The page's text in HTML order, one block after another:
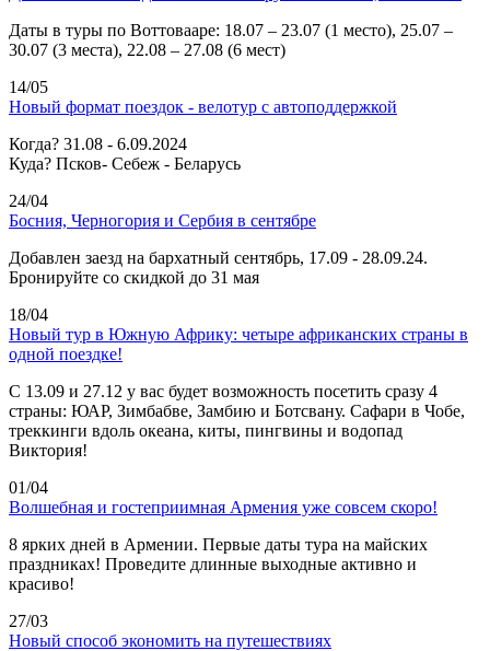
Даты в туры по Воттовааре: 18.07 – 23.07 (1 место), 25.07 –
30.07 (3 места), 22.08 – 27.08 (6 мест)
14/05
Новый формат поездок - велотур с автоподдержкой
Когда? 31.08 - 6.09.2024
Куда? Псков- Себеж - Беларусь
24/04
Босния, Черногория и Сербия в сентябре
Добавлен заезд на бархатный сентябрь, 17.09 - 28.09.24.
Бронируйте со скидкой до 31 мая
18/04
Новый тур в Южную Африку: четыре африканских страны в
одной поездке!
C 13.09 и 27.12 у вас будет возможность посетить сразу 4
страны: ЮАР, Зимбабве, Замбию и Ботсвану. Сафари в Чобе,
треккинги вдоль океана, киты, пингвины и водопад
Виктория!
01/04
Волшебная и гостеприимная Армения уже совсем скоро!
8 ярких дней в Армении. Первые даты тура на майских
праздниках! Проведите длинные выходные активно и
красиво!
27/03
Новый способ экономить на путешествиях